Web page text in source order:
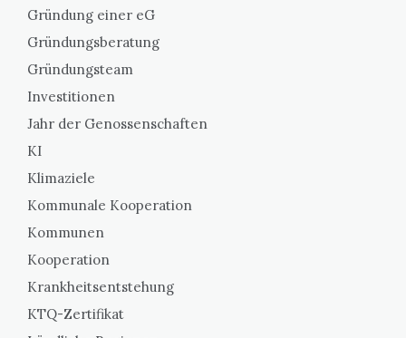
Gründung einer eG
Gründungsberatung
Gründungsteam
Investitionen
Jahr der Genossenschaften
KI
Klimaziele
Kommunale Kooperation
Kommunen
Kooperation
Krankheitsentstehung
KTQ-Zertifikat